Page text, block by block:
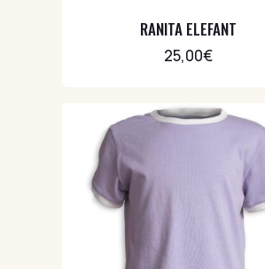
Chaquetas
Complementos
Miniminis
Otoño/Invierno
Pantalones y leggings
Leggings
RANITA ELEFANT
25,00€